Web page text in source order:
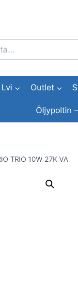
Lvi Outlet
Öljypoltin
TRIO 10W 27K VA